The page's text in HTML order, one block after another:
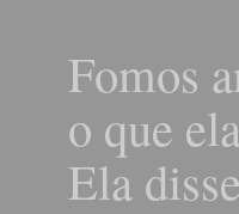
Fomos
o que
Ela